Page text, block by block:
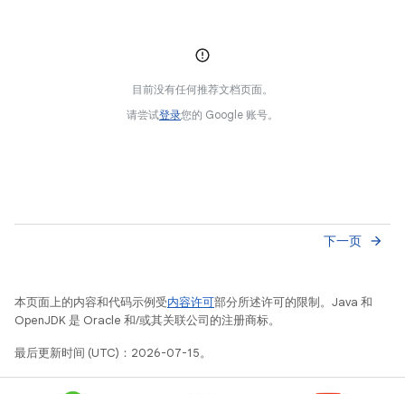
目前没有任何推荐文档页面。
请尝试登录您的 Google 账号。
下一页 arrow_forward
本页面上的内容和代码示例受内容许可部分所述许可的限制。Java 和
OpenJDK 是 Oracle 和/或其关联公司的注册商标。
最后更新时间 (UTC)：2026-07-15。